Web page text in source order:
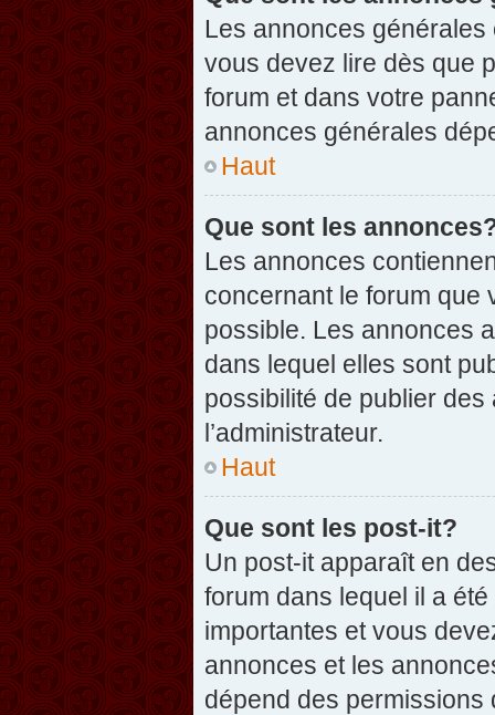
Les annonces
vous devez lire dès que
forum et dans votre
annonces générales
Haut
Que sont les
Les annonces
concernant le forum que
possible. Les annonces
dans lequel elles sont
possibilité de publier
l’administrateur.
Haut
Que sont les post-it?
Un post-it apparaît en
forum dans lequel il a
importantes et vous
annonces et les
dépend des permissions